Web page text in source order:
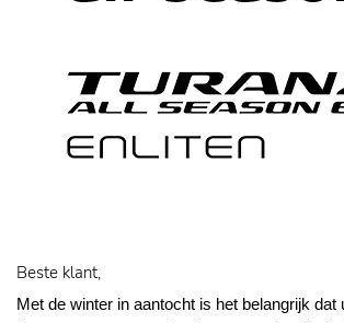
Beste klant,
Met de winter in aantocht is het belangrijk dat